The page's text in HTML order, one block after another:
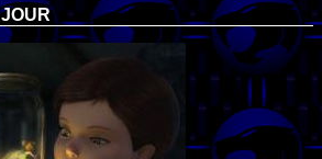
animé
Spécial Oso (2009) dans la liste.
animé
Pan (1988) dans la liste.
animé
Bossu de Notre-Dame (1996) dans la liste.